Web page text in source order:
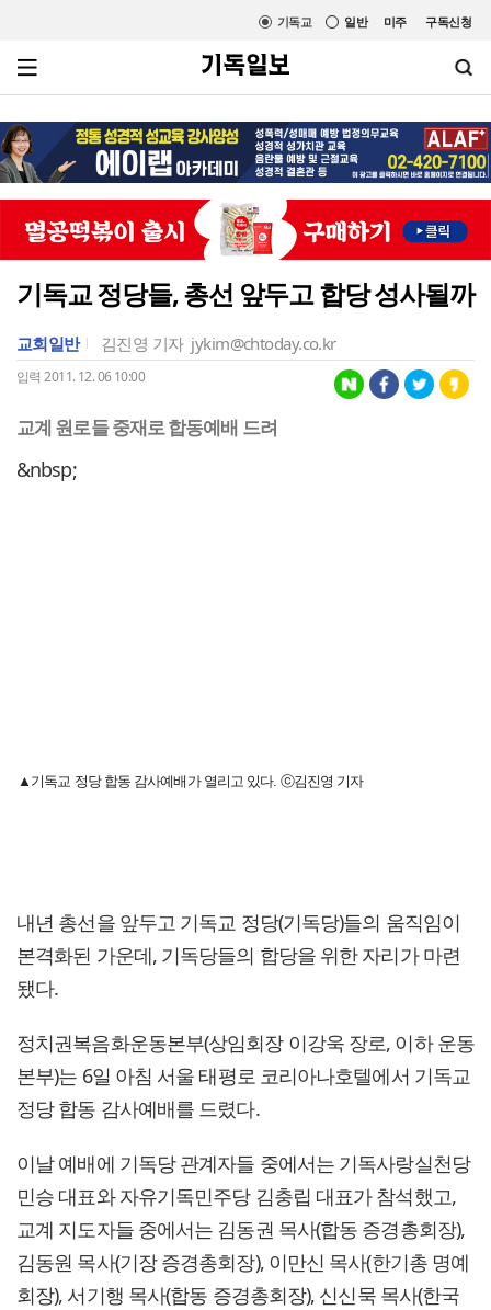
미주 구독신청
일반
기독교
기독교 정당들, 총선 앞두고 합당 성사될까
교회일반 김진영 기자 jykim@chtoday.co.kr
입력 2011. 12. 06 10:00
교계 원로들 중재로 합동예배 드려
&nbsp;
▲기독교 정당 합동 감사예배가 열리고 있다. ⓒ김진영 기자
내년 총선을 앞두고 기독교 정당(기독당)들의 움직임이
본격화된 가운데, 기독당들의 합당을 위한 자리가 마련
됐다.
정치권복음화운동본부(상임회장 이강욱 장로, 이하 운동
본부)는 6일 아침 서울 태평로 코리아나호텔에서 기독교
정당 합동 감사예배를 드렸다.
이날 예배에 기독당 관계자들 중에서는 기독사랑실천당
민승 대표와 자유기독민주당 김충립 대표가 참석했고,
교계 지도자들 중에서는 김동권 목사(합동 증경총회장),
김동원 목사(기장 증경총회장), 이만신 목사(한기총 명예
회장), 서기행 목사(합동 증경총회장), 신신묵 목사(한국